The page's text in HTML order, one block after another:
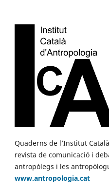
Quaderns de l’Institut
revista de comunicació i
antropòlegs i les
www.antropologia.cat